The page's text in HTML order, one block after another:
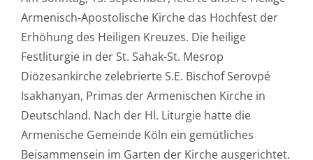
Armenisch-Apostolische Kirche das Hochfest der
Erhöhung des Heiligen Kreuzes. Die heilige
Festliturgie in der St. Sahak-St. Mesrop
Diözesankirche zelebrierte S.E. Bischof Serovpé
Isakhanyan, Primas der Armenischen Kirche in
Deutschland. Nach der Hl. Liturgie hatte die
Armenische Gemeinde Köln ein gemütliches
Beisammensein im Garten der Kirche ausgerichtet.